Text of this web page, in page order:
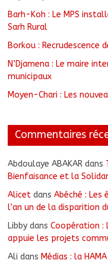
Barh-Koh : Le MPS
Sarh Rural
Borkou : Recrudescence
N’Djamena : Le maire
municipaux
Moyen-Chari : Les
Commentaires
Abdoulaye ABAKAR dans
Bienfaisance et la
Alicet dansAbéché : Les
l’an un de la disparition
Libby dansCoopération :
appuie les projets
Ali dans Médias : la